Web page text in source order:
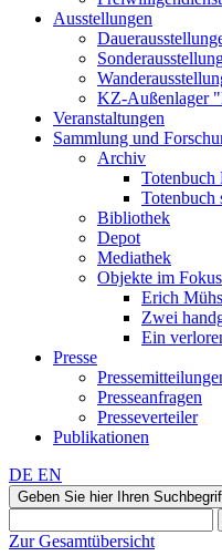
Ausstellungen
KZ-Außenlager
Veranstaltungen
Sammlung und
Archiv
Totenbuch
Totenbuch
Bibliothek
Depot
Mediathek
Objekte im Fokus
Erich
Zwei
Ein
Presse
Presseanfragen
Presseverteiler
Publikationen
DE EN
Geben Sie hier Ihren
Zur Gesamtübersicht